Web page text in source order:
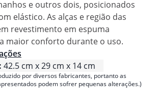
e outros dois, posicionados
elástico. As alças e região das
revestimento em espuma
maior conforto durante o uso.
42.5 cm x 29 cm x 14 cm
por diversos fabricantes, portanto as
podem sofrer pequenas alterações.)